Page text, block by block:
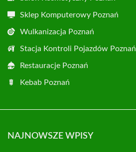
Sklep Komputerowy Poznań
Wulkanizacja Poznań
Stacja Kontroli Pojazdów Poznań
Restauracje Poznań
Kebab Poznań
NAJNOWSZE WPISY